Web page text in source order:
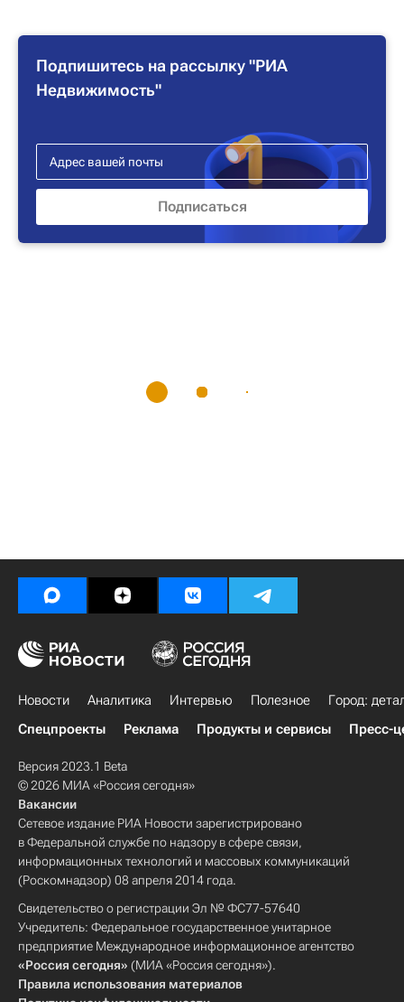
Подпишитесь на рассылку "РИА
Недвижимость"
Новости Аналитика Интервью Полезное
Город:
Спецпроекты
Реклама Продукты и сервисы Пресс-
Версия 2023.1 Beta
© 2026 МИА «Россия сегодня»
Вакансии
Сетевое издание РИА Новости зарегистрировано
в Федеральной службе по надзору в сфере связи,
информационных технологий и массовых коммуникаций
(Роскомнадзор) 08 апреля 2014 года.
Свидетельство о регистрации Эл № ФС77-57640
Учредитель: Федеральное государственное унитарное
предприятие Международное информационное агентство
«Россия сегодня» (МИА «Россия сегодня»).
Правила использования материалов